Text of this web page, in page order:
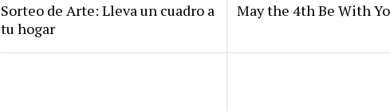
Sorteo de Arte: Lleva un cuadro a
tu hogar
May the 4th Be With